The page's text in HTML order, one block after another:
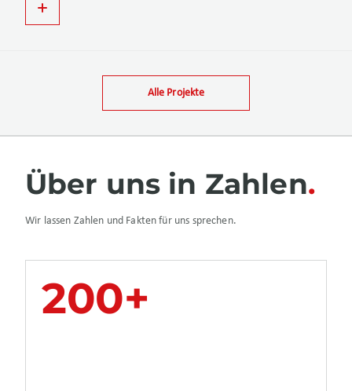
Alle Projekte
Über uns in Zahlen
Wir lassen Zahlen und Fakten für uns sprechen.
200+